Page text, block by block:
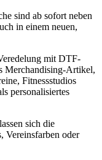
sind ab sofort neben
in einem neuen,
mit DTF-
Merchandising-Artikel,
Fitnessstudios
personalisiertes
sich die
Vereinsfarben oder